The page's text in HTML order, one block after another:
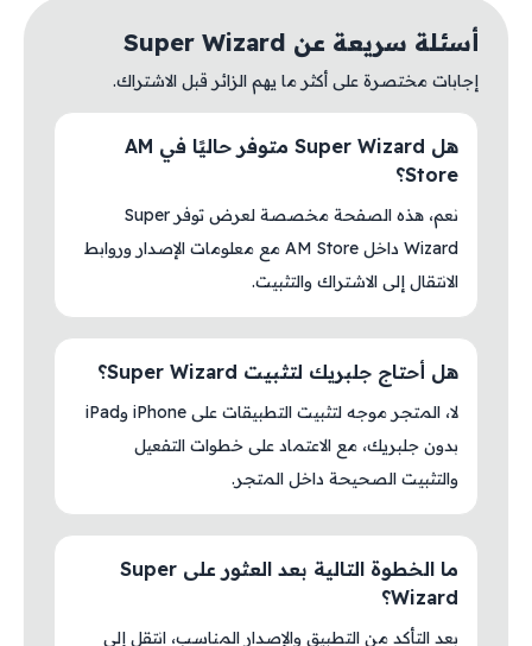
أسئلة سريعة عن Super Wizard
إجابات مختصرة على أكثر ما يهم الزائر قبل الاشتراك.
هل Super Wizard متوفر حاليًا في AM
Store؟
نعم، هذه الصفحة مخصصة لعرض توفر Super
Wizard داخل AM Store مع معلومات الإصدار وروابط
الانتقال إلى الاشتراك والتثبيت.
هل أحتاج جلبريك لتثبيت Super Wizard؟
لا، المتجر موجه لتثبيت التطبيقات على iPhone وiPad
بدون جلبريك، مع الاعتماد على خطوات التفعيل
والتثبيت الصحيحة داخل المتجر.
ما الخطوة التالية بعد العثور على Super
Wizard؟
بعد التأكد من التطبيق والإصدار المناسب، انتقل إلى